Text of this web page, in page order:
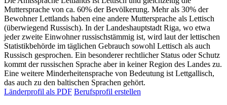
Muttersprache von ca. 60% der Bevölkerung. Mehr als 30% der
Bewohner Lettlands haben eine andere Muttersprache als Lettisch
(überwiegend Russisch). In der Landeshauptstadt Riga, wo etwa
jeder zweite Einwohner russischstämmig ist, wird laut der lettischen
Statistikbehörde im täglichen Gebrauch sowohl Lettisch als auch
Russisch gesprochen. Ein besonderer rechtlicher Status oder Schutz
kommt der russischen Sprache aber in keiner Region des Landes zu.
Eine weitere Minderheitensprache von Bedeutung ist Lettgallisch,
das auch zu den baltischen Sprachen gehört.
Länderprofil als PDF Berufsprofil erstellen